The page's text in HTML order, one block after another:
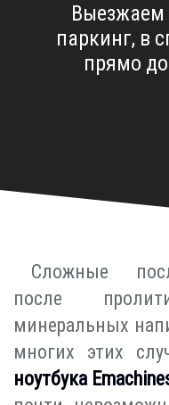
Выезжаем
паркинг, в
прямо
Сложные
после
минеральных
многих этих
ноутбука